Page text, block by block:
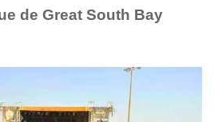
de Great South Bay